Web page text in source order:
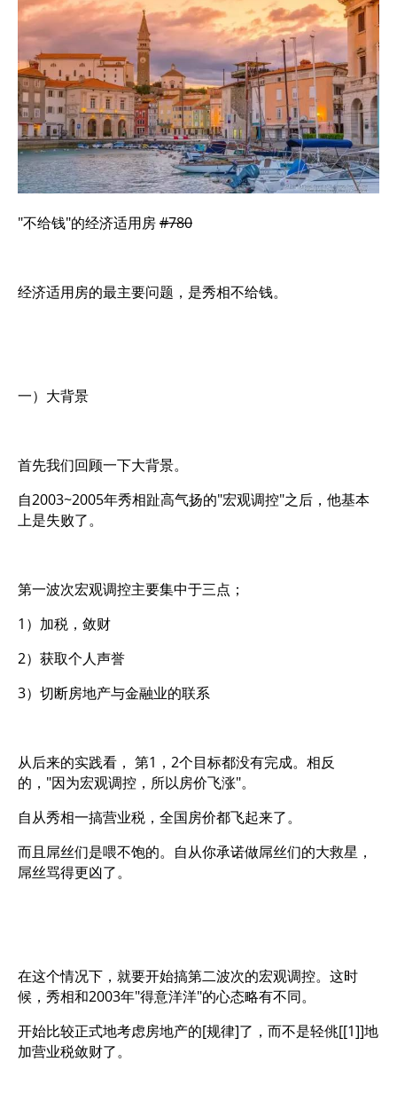
"不给钱"的经济适用房#780
经济适用房的最主要问题，是秀相不给钱。
一）大背景
首先我们回顾一下大背景。
自2003~2005年秀相趾高气扬的"宏观调控"之后，他基本
上是失败了。
第一波次宏观调控主要集中于三点；
1）加税，敛财
2）获取个人声誉
3）切断房地产与金融业的联系
从后来的实践看， 第1，2个目标都没有完成。相反
的，"因为宏观调控，所以房价飞涨"。
自从秀相一搞营业税，全国房价都飞起来了。
而且屌丝们是喂不饱的。自从你承诺做屌丝们的大救星，
屌丝骂得更凶了。
在这个情况下，就要开始搞第二波次的宏观调控。这时
候，秀相和2003年"得意洋洋"的心态略有不同。
开始比较正式地考虑房地产的[规律]了，而不是轻佻[[1]]地
加营业税敛财了。